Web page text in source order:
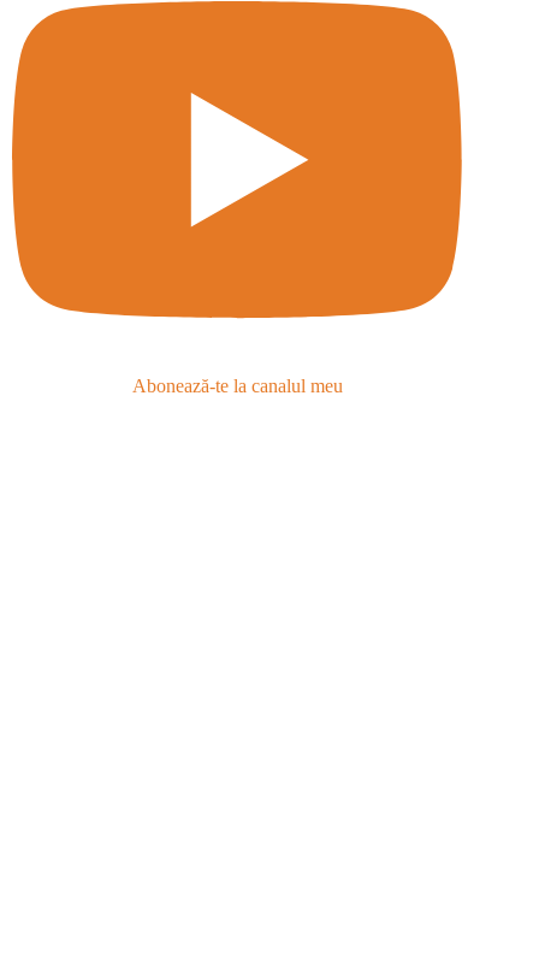
Abonează-te la canalul meu